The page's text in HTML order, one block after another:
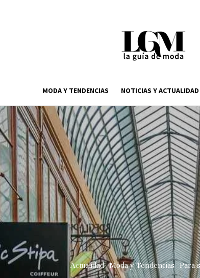
MODA Y TENDENCIAS NOTICIAS Y ACTUALIDAD
Actualidad Moda y Tendencias Para